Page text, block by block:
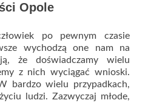
Opole
po pewnym czasie
wychodzą one nam na
że doświadczamy wielu
z nich wyciągać wnioski.
bardzo wielu przypadkach,
ludzi. Zazwyczaj młode,